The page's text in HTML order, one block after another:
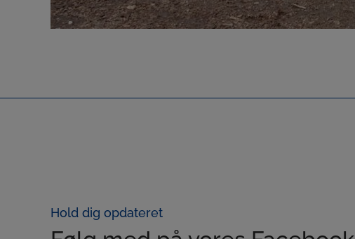
Hold dig opdateret